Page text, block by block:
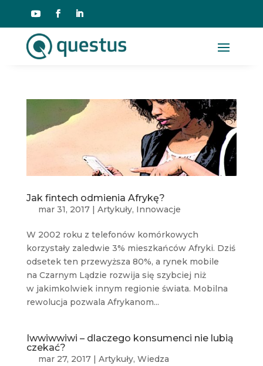
Jak fintech odmienia Afrykę?
mar 31, 2017| Artykuły, Innowacje
W 2002 roku z telefonów komórkowych
korzystały zaledwie 3% mieszkańców Afryki. Dziś
odsetek ten przewyższa 80%, a rynek mobile
na Czarnym Lądzie rozwija się szybciej niż
w jakimkolwiek innym regionie świata. Mobilna
rewolucja pozwala Afrykanom...
Iwwiwwiwi – dlaczego konsumenci nie lubią
czekać?
mar 27, 2017| Artykuły, Wiedza